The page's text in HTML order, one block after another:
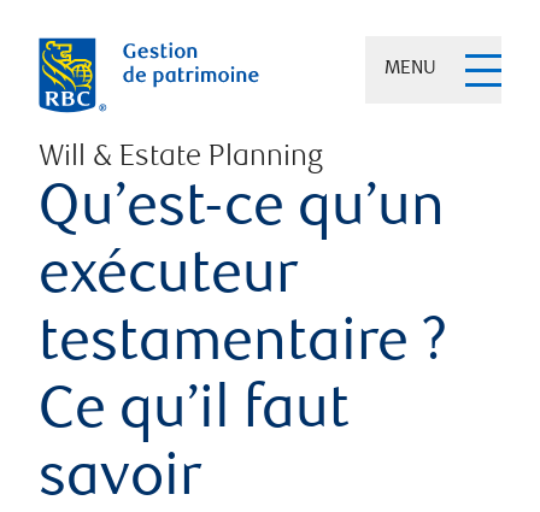
MENU
Will & Estate Planning
Qu’est-ce qu’un
exécuteur
testamentaire ?
Ce qu’il faut
savoir